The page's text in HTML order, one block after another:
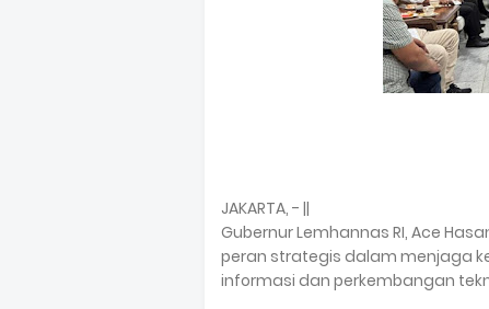
JAKARTA, - ||
Gubernur Lemhannas RI, Ace
peran strategis dalam menjaga
informasi dan perkembangan